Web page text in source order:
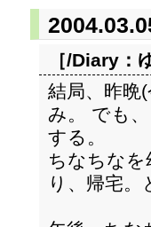
［/Diary：
結局、昨晩
み。 でも
する。
ちなちなを
り、帰宅